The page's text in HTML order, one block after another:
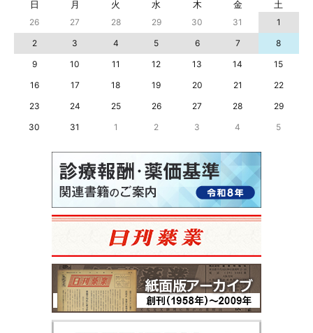
日 月 火 水 木 金 土
26 27 28 29 30 31
1
2
3 4 5 6 7
8
9
10 11 12 13 14
15
16
17 18 19 20 21
22
23
24 25 26 27 28
29
30
31 1 2 3 4 5